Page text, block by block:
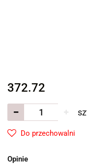
372.72
Do przechowalni
Opinie